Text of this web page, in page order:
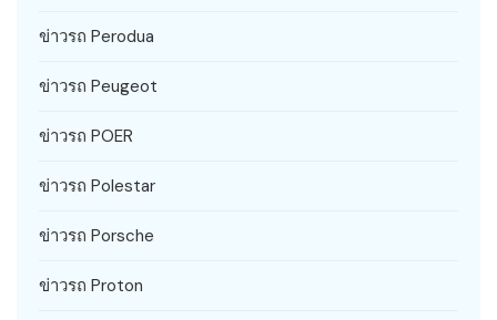
ข่าวรถ Perodua
ข่าวรถ Peugeot
ข่าวรถ POER
ข่าวรถ Polestar
ข่าวรถ Porsche
ข่าวรถ Proton